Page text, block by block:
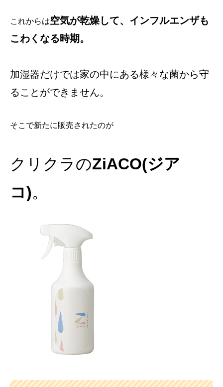
これからは空気が乾燥して、インフルエンザも
こわくなる時期。
加湿器だけでは家の中にある様々な菌から守
ることができません。
そこで新たに販売されたのが
クリクラのZiACO(ジア
コ)。